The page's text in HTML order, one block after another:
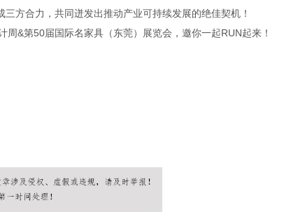
方合力，共同迸发出推动产业可持续发展的绝佳契机！
&第50届国际名家具（东莞）展览会，邀你一起RUN起来！